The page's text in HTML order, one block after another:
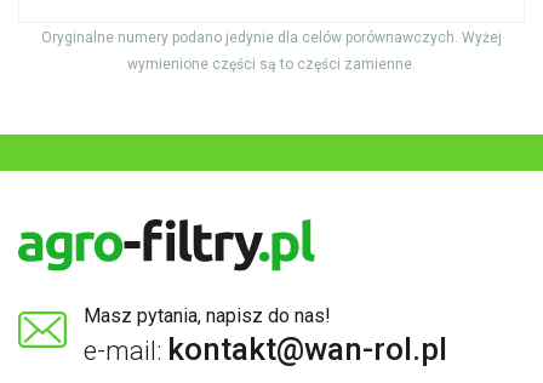
Oryginalne numery podano jedynie dla celów porównawczych. Wyżej
wymienione części są to części zamienne.
Masz pytania, napisz do nas!
e-mail: kontakt@wan-rol.pl